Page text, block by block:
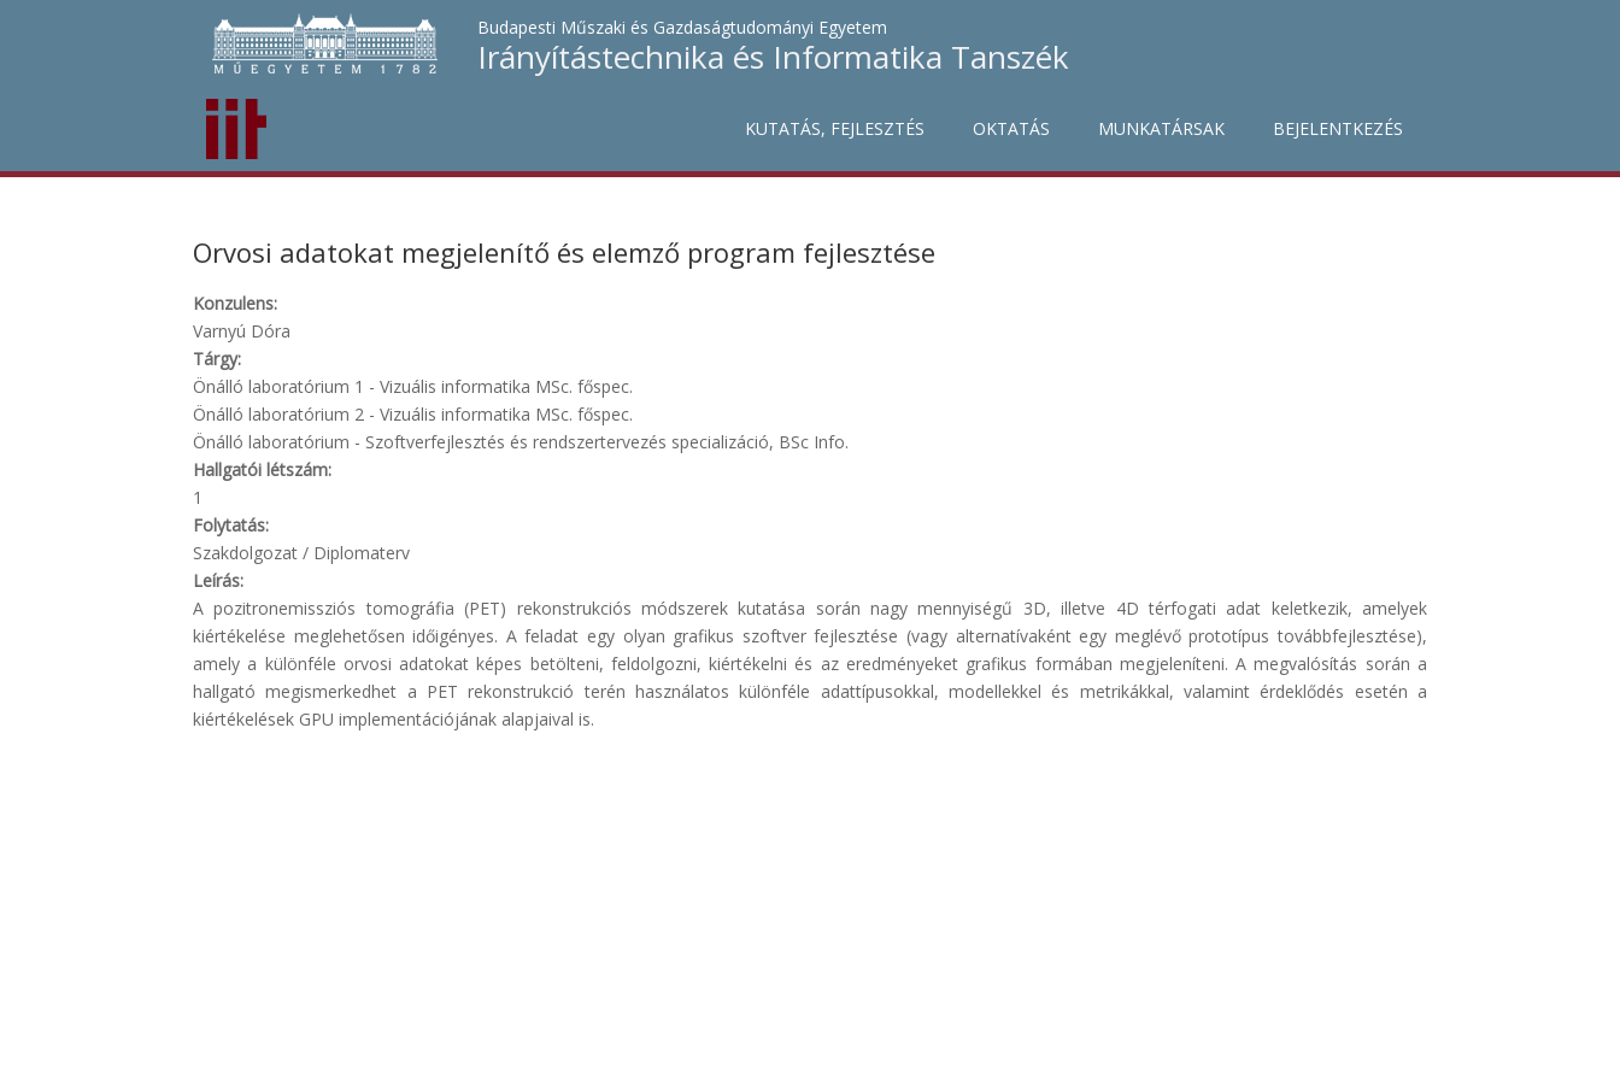
Budapesti Műszaki és Gazdaságtudományi Egyetem
Irányítástechnika és Informatika Tanszék
KUTATÁS, FEJLESZTÉS OKTATÁS MUNKATÁRSAK BEJELENTKEZÉS
Orvosi adatokat megjelenítő és elemző program fejlesztése
Konzulens:
Varnyú Dóra
Tárgy:
Önálló laboratórium 1 - Vizuális informatika MSc. főspec.
Önálló laboratórium 2 - Vizuális informatika MSc. főspec.
Önálló laboratórium - Szoftverfejlesztés és rendszertervezés specializáció, BSc Info.
Hallgatói létszám:
1
Folytatás:
Szakdolgozat / Diplomaterv
Leírás:
A pozitronemissziós tomográfia (PET) rekonstrukciós módszerek kutatása során nagy mennyiségű 3D, illetve 4D térfogati adat keletkezik, amelyek
kiértékelése meglehetősen időigényes. A feladat egy olyan grafikus szoftver fejlesztése (vagy alternatívaként egy meglévő prototípus továbbfejlesztése),
amely a különféle orvosi adatokat képes betölteni, feldolgozni, kiértékelni és az eredményeket grafikus formában megjeleníteni. A megvalósítás során a
hallgató megismerkedhet a PET rekonstrukció terén használatos különféle adattípusokkal, modellekkel és metrikákkal, valamint érdeklődés esetén a
kiértékelések GPU implementációjának alapjaival is.